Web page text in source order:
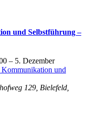
und Selbstführung –
– 5. Dezember
Kommunikation und
129, Bielefeld,